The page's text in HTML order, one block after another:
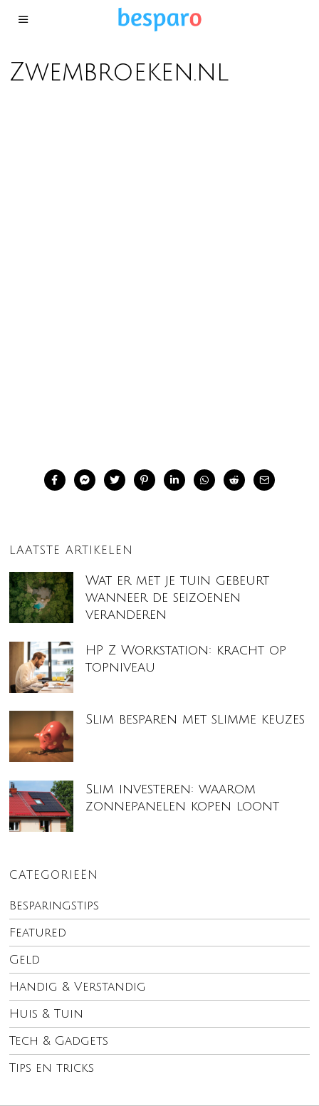
Zwembroeken.nl
LAATSTE ARTIKELEN
Wat er met je tuin gebeurt
wanneer de seizoenen
veranderen
HP Z Workstation: kracht op
topniveau
Slim besparen met slimme keuzes
Slim investeren: waarom
zonnepanelen kopen loont
CATEGORIEËN
Besparingstips
Featured
Geld
Handig & Verstandig
Huis & Tuin
Tech & Gadgets
Tips en tricks